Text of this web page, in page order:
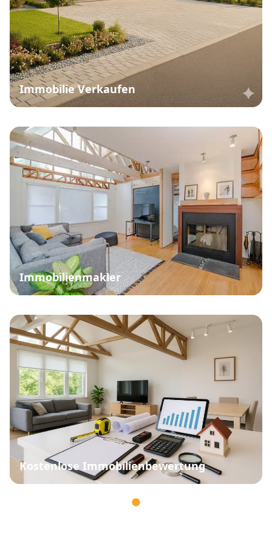
Immobilie Verkaufen
Immobilienmakler
Kostenlose Immobilienbewertung